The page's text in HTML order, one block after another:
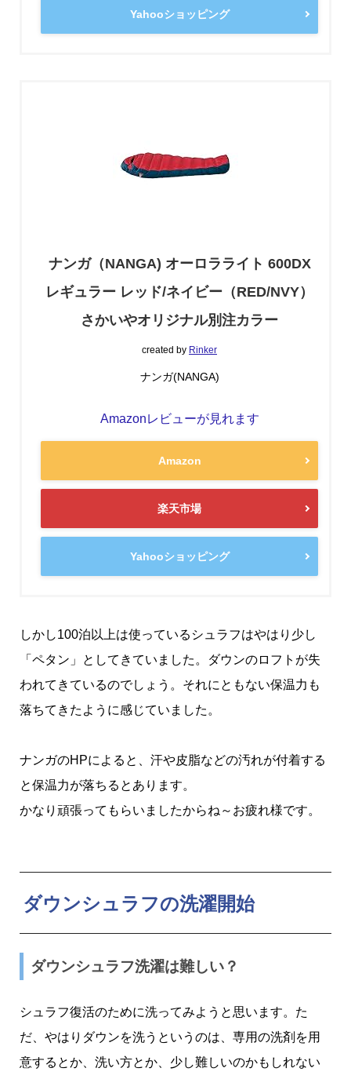
Yahooショッピング
ナンガ（NANGA) オーロラライト 600DX
レギュラー レッド/ネイビー（RED/NVY）
さかいやオリジナル別注カラー
created by Rinker
ナンガ(NANGA)
Amazonレビューが見れます
Amazon
楽天市場
Yahooショッピング
しかし100泊以上は使っているシュラフはやはり少し
「ペタン」としてきていました。ダウンのロフトが失
われてきているのでしょう。それにともない保温力も
落ちてきたように感じていました。
ナンガのHPによると、汗や皮脂などの汚れが付着する
と保温力が落ちるとあります。
かなり頑張ってもらいましたからね～お疲れ様です。
ダウンシュラフの洗濯開始
ダウンシュラフ洗濯は難しい？
シュラフ復活のために洗ってみようと思います。た
だ、やはりダウンを洗うというのは、専用の洗剤を用
意するとか、洗い方とか、少し難しいのかもしれない